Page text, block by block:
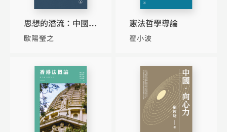
思想的潛流：中國傳
統文化中的理性與公
歐陽瑩之
憲法哲學導論
翟小波